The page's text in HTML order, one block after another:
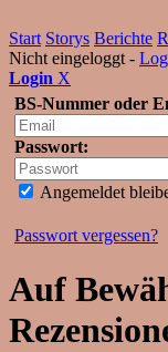
Start Storys Berichte
Nicht eingeloggt -
Login X
BS-Nummer oder
Passwort:
Angemeldet
Passwort vergessen?
Auf